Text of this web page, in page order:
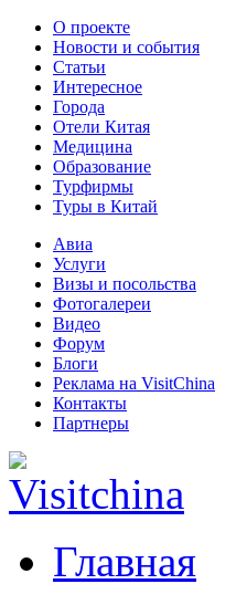
О проекте
Новости и события
Статьи
Интересное
Города
Отели Китая
Медицина
Образование
Турфирмы
Туры в Китай
Авиа
Услуги
Визы и посольства
Фотогалереи
Видео
Форум
Блоги
Реклама на VisitChina
Контакты
Партнеры
Главная